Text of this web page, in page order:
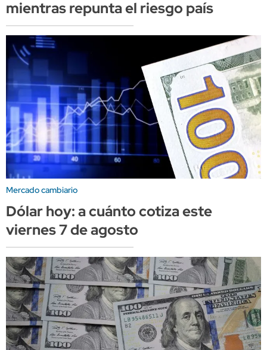
mientras repunta el riesgo país
Mercado cambiario
Dólar hoy: a cuánto cotiza este
viernes 7 de agosto